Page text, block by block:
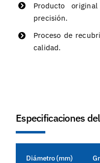
Producto
precisión.
Proceso de
calidad.
Especificaciones
Diámetro (mm)